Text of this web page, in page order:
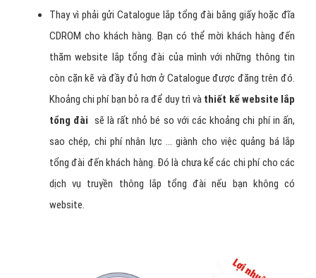
Thay vì phải gửi Catalogue lắp tổng đài bằng giấy hoặc đĩa
CDROM cho khách hàng. Bạn có thể mời khách hàng đến
thăm website lắp tổng đài của mình với những thông tin
còn cặn kẽ và đầy đủ hơn ở Catalogue được đăng trên đó.
Khoảng chi phí bạn bỏ ra để duy trì và thiết kế website lắp
tổng đài sẽ là rất nhỏ bé so với các khoảng chi phí in ấn,
sao chép, chi phí nhân lực ... giành cho việc quảng bá lắp
tổng đài đến khách hàng. Đó là chưa kể các chi phí cho các
dịch vụ truyền thông lắp tổng đài nếu bạn không có
website.